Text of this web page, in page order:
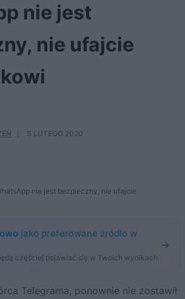
nie jest
nie ufajcie
5 LUTEGO 2020
nie jest bezpieczny, nie ufajcie
jako preferowane źródło w
częściej pojawiać się w Twoich wynikach